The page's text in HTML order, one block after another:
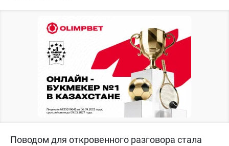
Поводом для откровенного разговора стала